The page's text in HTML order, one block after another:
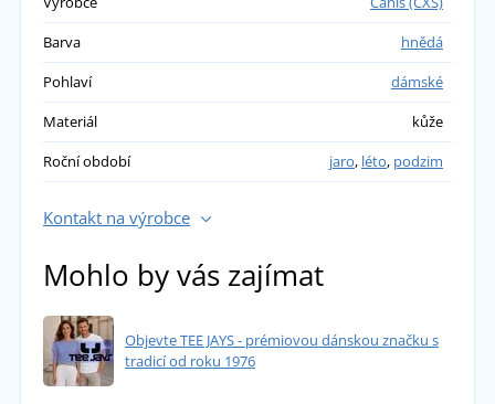
Barva
hnědá
Pohlaví
dámské
Materiál
kůže
Roční období
jaro, léto, podzim
Kontakt na výrobce
Mohlo by vás zajímat
Objevte TEE JAYS - prémiovou dánskou značku s
tradicí od roku 1976